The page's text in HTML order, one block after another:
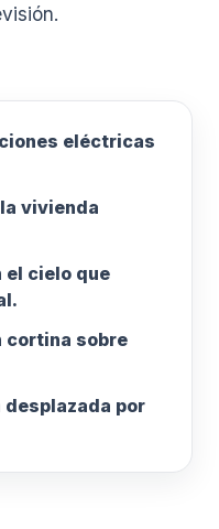
eléctricas
vivienda
el cielo que
cortina sobre
por